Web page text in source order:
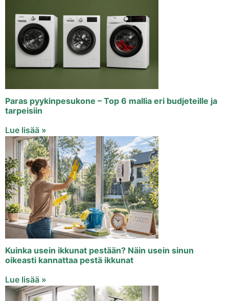
Paras pyykinpesukone – Top 6 mallia eri budjeteille ja
tarpeisiin
Lue lisää »
Kuinka usein ikkunat pestään? Näin usein sinun
oikeasti kannattaa pestä ikkunat
Lue lisää »